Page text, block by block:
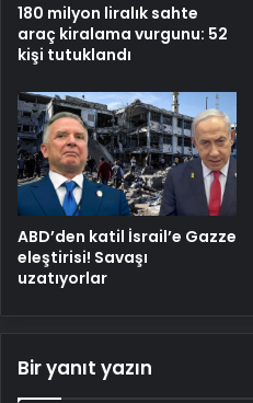
180 milyon liralık sahte
araç kiralama vurgunu: 52
kişi tutuklandı
ABD’den katil İsrail’e Gazze
eleştirisi! Savaşı
uzatıyorlar
Bir yanıt yazın